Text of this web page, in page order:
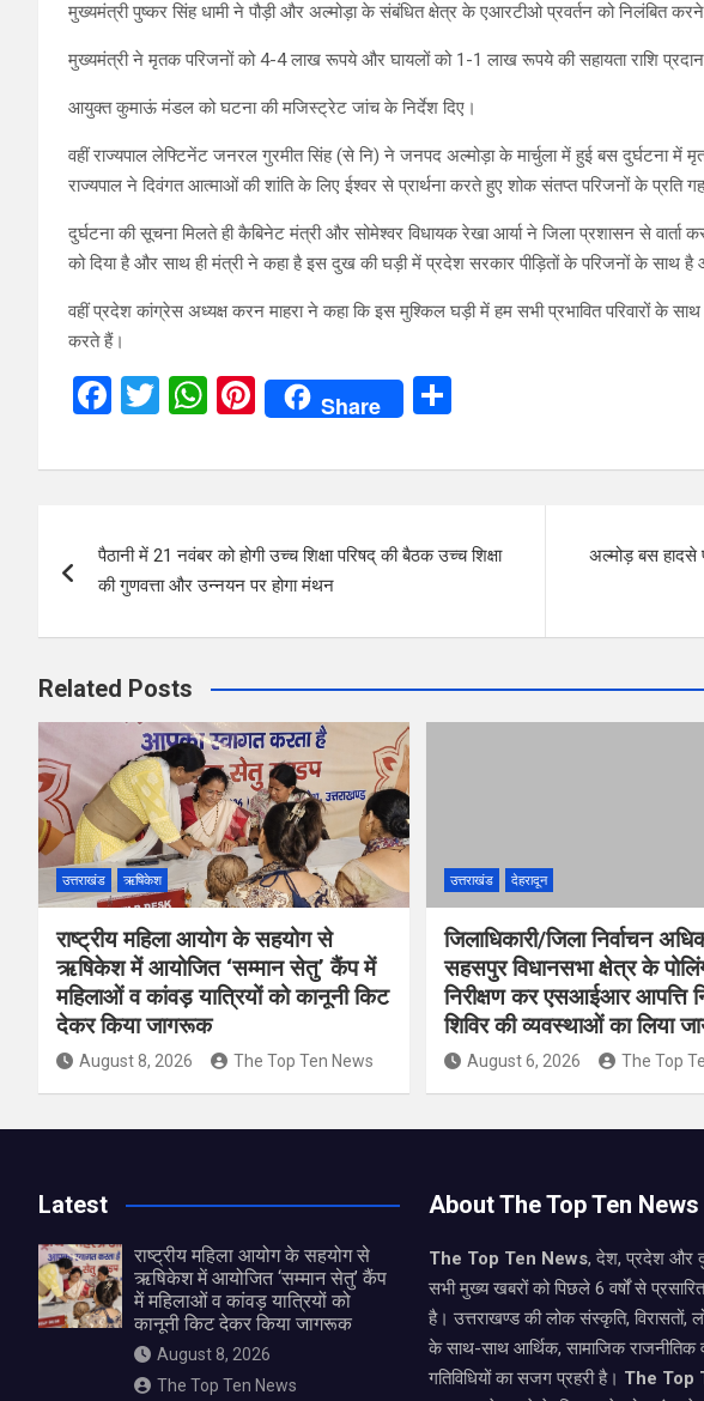
मुख्यमंत्री पुष्कर सिंह धामी ने पौड़ी और अल्मोड़ा के संबंधित क्षेत्र के एआरटीओ प्रवर्तन को निलंबित करने
मुख्यमंत्री ने मृतक परिजनों को 4-4 लाख रूपये और घायलों को 1-1 लाख रूपये की सहायता राशि
आयुक्त कुमाऊं मंडल को घटना की मजिस्ट्रेट जांच के निर्देश दिए।
वहीं राज्यपाल लेफ्टिनेंट जनरल गुरमीत सिंह (से नि) ने जनपद अल्मोड़ा के मार्चुला में हुई बस दुर्घटना में
राज्यपाल ने दिवंगत आत्माओं की शांति के लिए ईश्वर से प्रार्थना करते हुए शोक संतप्त परिजनों के प्रति
दुर्घटना की सूचना मिलते ही कैबिनेट मंत्री और सोमेश्वर विधायक रेखा आर्या ने जिला प्रशासन से वार्ता
को दिया है और साथ ही मंत्री ने कहा है इस दुख की घड़ी में प्रदेश सरकार पीड़ितों के परिजनों के साथ है
वहीं प्रदेश कांग्रेस अध्यक्ष करन माहरा ने कहा कि इस मुश्किल घड़ी में हम सभी प्रभावित परिवारों के
करते हैं।
F
ce
o
o
k
T
tt
W
at
A
p
p
Pi
nt
er
t
Share
ar
navigation
पैठानी में 21 नवंबर को होगी उच्च शिक्षा परिषद् की बैठक उच्च शिक्षा
की गुणवत्ता और उन्नयन पर होगा मंथन
अल्मोड़ बस हादसे
Related Posts
उत्तराखंड ऋषिकेश
राष्ट्रीय महिला आयोग के सहयोग से
ऋषिकेश में आयोजित ‘सम्मान सेतु’ कैंप में
महिलाओं व कांवड़ यात्रियों को कानूनी किट
देकर किया जागरूक
August 8, 2026 The Top Ten News
उत्तराखंड देहरादून
जिलाधिकारी/जिला निर्वाचन
सहसपुर विधानसभा क्षेत्र के
निरीक्षण कर एसआईआर आपत्ति
शिविर की व्यवस्थाओं का लिया
August 6, 2026 The Top
Latest
राष्ट्रीय महिला आयोग के सहयोग से
ऋषिकेश में आयोजित ‘सम्मान सेतु’ कैंप
में महिलाओं व कांवड़ यात्रियों को
कानूनी किट देकर किया जागरूक
August 8, 2026
The Top Ten News
About The Top Ten News
The Top Ten News, देश, प्रदेश और
सभी मुख्य खबरों को पिछले 6 वर्षों से
है। उत्तराखण्ड की लोक संस्कृति, विरासतों,
के साथ-साथ आर्थिक, सामाजिक राजनीतिक व
गतिविधियों का सजग प्रहरी है। The Top